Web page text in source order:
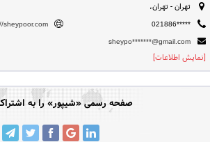
تهران - تهران،
021886*****
sheypoor.com
sheypo*******@gmail.com
[نمایش اطلاعات]
صفحه رسمی «شیپور» را به